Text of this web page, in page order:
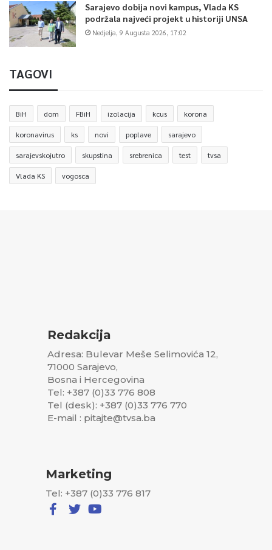
Sarajevo dobija novi kampus, Vlada KS
podržala najveći projekt u historiji UNSA
Nedjelja, 9 Augusta 2026, 17:02
TAGOVI
BiH dom FBiH izolacija kcus korona
koronavirus ks novi poplave sarajevo
sarajevskojutro skupstina srebrenica test tvsa
Vlada KS vogosca
Redakcija
Adresa: Bulevar Meše Selimovića 12,
71000 Sarajevo,
Bosna i Hercegovina
Tel: +387 (0)33 776 808
Tel (desk): +387 (0)33 776 770
E-mail : pitajte@tvsa.ba
Marketing
Tel: +387 (0)33 776 817